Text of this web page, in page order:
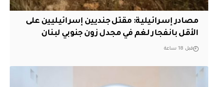
مصادر إسرائيلية: مقتل جنديين إسرائيليين على
الأقل بانفجار لغم في مجدل زون جنوبي لبنان
قبل 18 ساعة